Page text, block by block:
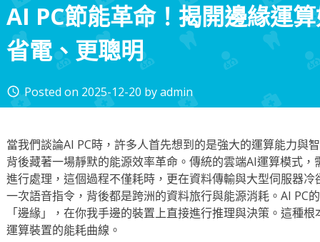
AI PC節能革命！揭開邊緣運
省電、更聰明
access_time Posted on 2025-12-20 byadmin
當我們談論AI PC時，許多人首先想到的是強大的運算能力與
背後藏著一場靜默的能源效率革命。傳統的雲端AI運算模式
進行處理，這個過程不僅耗時，更在資料傳輸與大型伺服器
一次語音指令，背後都是跨洲的資料旅行與能源消耗。AI PC
「邊緣」，在你我手邊的裝置上直接進行推理與決策。這種
運算裝置的能耗曲線。